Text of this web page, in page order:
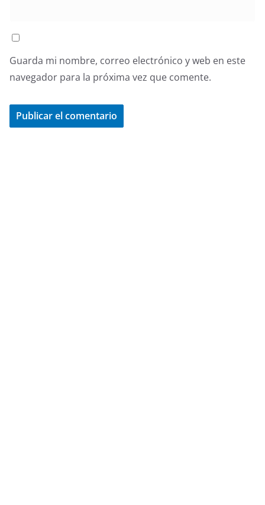
Guarda mi nombre, correo electrónico y web en este
navegador para la próxima vez que comente.